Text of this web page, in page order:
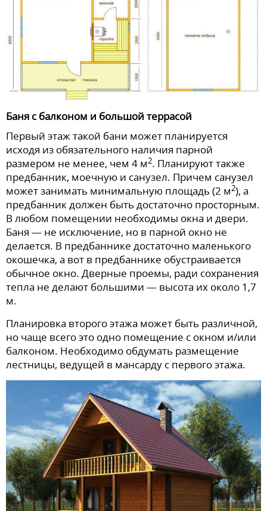
Баня с балконом и большой террасой
Первый этаж такой бани может планируется
исходя из обязательного наличия парной
размером не менее, чем 4 м2. Планируют также
предбанник, моечную и санузел. Причем санузел
может занимать минимальную площадь (2 м2), а
предбанник должен быть достаточно просторным.
В любом помещении необходимы окна и двери.
Баня — не исключение, но в парной окно не
делается. В предбаннике достаточно маленького
окошечка, а вот в предбаннике обустраивается
обычное окно. Дверные проемы, ради сохранения
тепла не делают большими — высота их около 1,7
м.
Планировка второго этажа может быть различной,
но чаще всего это одно помещение с окном и/или
балконом. Необходимо обдумать размещение
лестницы, ведущей в мансарду с первого этажа.